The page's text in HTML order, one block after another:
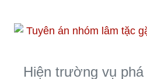
Hiện trường vụ